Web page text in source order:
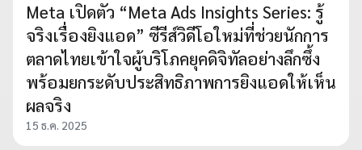
Meta เปิดตัว “Meta Ads Insights Series: รู้
จริงเรื่องยิงแอด” ซีรีส์วิดีโอใหม่ที่ช่วยนักการ
ตลาดไทยเข้าใจผู้บริโภคยุคดิจิทัลอย่างลึกซึ้ง
พร้อมยกระดับประสิทธิภาพการยิงแอดให้เห็น
ผลจริง
15 ธ.ค. 2025